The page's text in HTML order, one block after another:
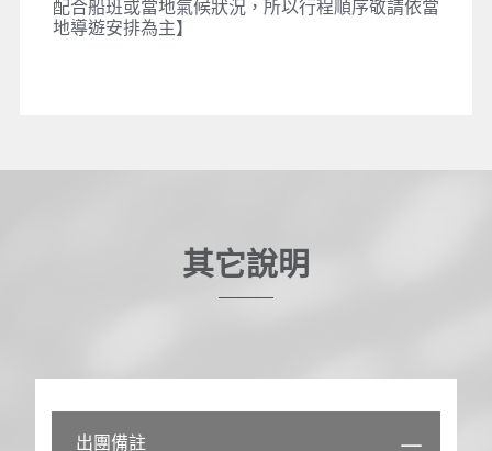
配合船班或當地氣候狀況，所以行程順序敬請依當
地導遊安排為主】
其它說明
出團備註